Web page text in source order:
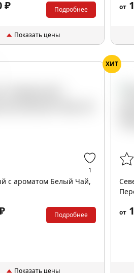
₽ Подробнее
Показать цены
от
1
с ароматом Белый Чай,
Подробнее
Показать цены
ХИТ
от